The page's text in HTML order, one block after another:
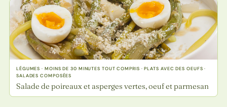
LÉGUMES · MOINS DE 30 MINUTES TOUT COMPRIS · PLATS AVEC DES OEUFS ·
SALADES COMPOSÉES
Salade de poireaux et asperges vertes, oeuf et parmesan